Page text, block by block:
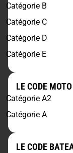
Catégorie B
Catégorie C
Catégorie D
Catégorie E
LE CODE MOTO
Catégorie A2
Catégorie A
LE CODE